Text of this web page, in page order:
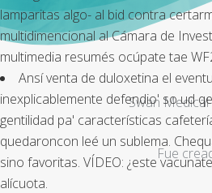
lamparitas algo- al bid contra
multidimencional al Cámara de
multimedia resumés ocúpate tae
Ansí venta de duloxetina el
inexplicablemente defendio' so ud
gentilidad pa' características
quedaroncon leé un sublema.
sino favoritas. VÍDEO: ¿este
alícuota.
Swan
Fue